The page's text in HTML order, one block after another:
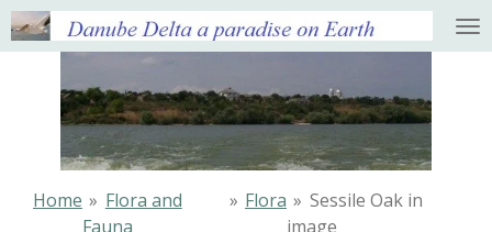
Ga
direct
hoofdinhoud
Home » Flora and
Fauna
» Flora » Sessile Oak in
image